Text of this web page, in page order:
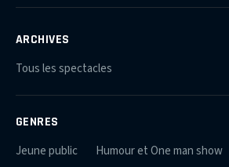
ARCHIVES
Tous les spectacles
GENRES
Jeune public
Humour et One man show